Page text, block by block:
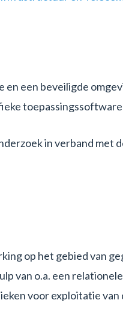
en een beveiligde
in verband met
op het gebied van
van o.a. een
voor exploitatie van